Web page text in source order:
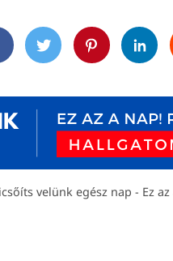
TwitterPinterest
velünk egész nap - Ez